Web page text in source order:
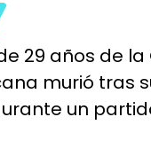
29 años de la
murió tras
un